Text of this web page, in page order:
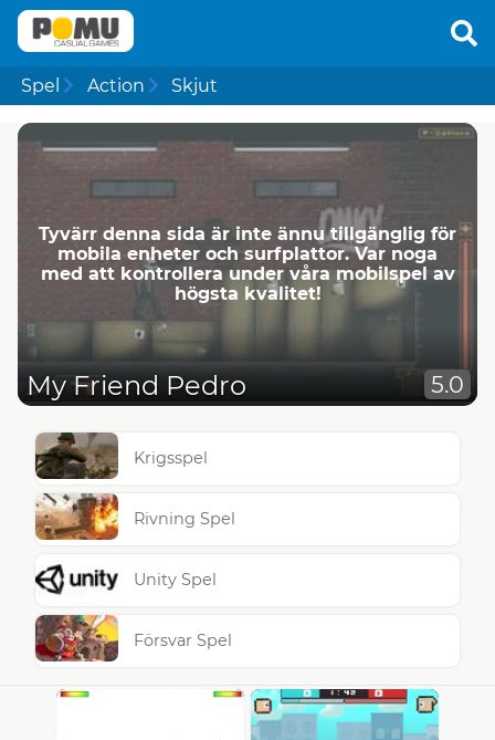
Spel Action Skjut
Tyvärr denna sida är inte ännu tillgänglig för
mobila enheter och surfplattor. Var noga
med att kontrollera under våra mobilspel av
högsta kvalitet!
My Friend Pedro 5.0
Krigsspel
Rivning Spel
Unity Spel
Försvar Spel